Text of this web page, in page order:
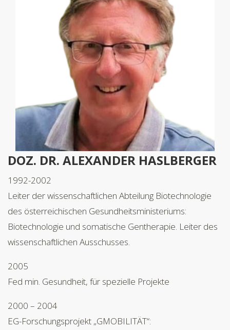
DOZ. DR. ALEXANDER HASLBERGER
1992-2002
Leiter der wissenschaftlichen Abteilung Biotechnologie
des österreichischen Gesundheitsministeriums:
Biotechnologie und somatische Gentherapie. Leiter des
wissenschaftlichen Ausschusses.
2005
Fed min. Gesundheit, für spezielle Projekte
2000 – 2004
EG-Forschungsprojekt „GMOBILITÄT“: